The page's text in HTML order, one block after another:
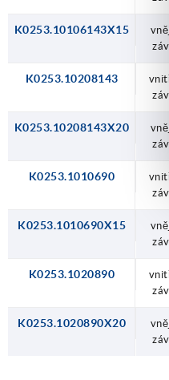
K0253.10106143X15
K0253.10208143
K0253.10208143X20
K0253.1010690
K0253.1010690X15
K0253.1020890
K0253.1020890X20